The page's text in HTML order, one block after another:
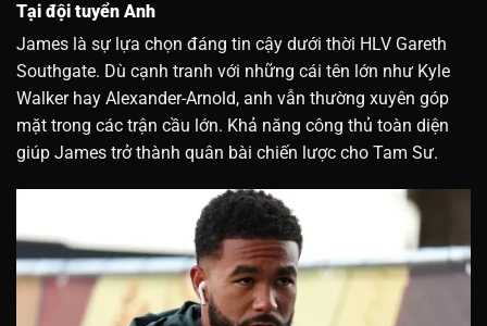
Tại đội tuyển Anh
James là sự lựa chọn đáng tin cậy dưới thời HLV Gareth
Southgate. Dù cạnh tranh với những cái tên lớn như Kyle
Walker hay Alexander-Arnold, anh vẫn thường xuyên góp
mặt trong các trận cầu lớn. Khả năng công thủ toàn diện
giúp James trở thành quân bài chiến lược cho Tam Sư.